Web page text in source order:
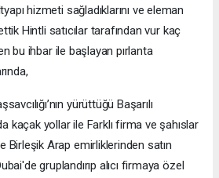
hizmeti sağladıklarını ve eleman
Hintli satıcılar tarafından vur kaç
bu ihbar ile başlayan pırlanta
yürüttüğü Başarılı
kaçak yollar ile Farklı firma ve şahıslar
Birleşik Arap emirliklerinden satın
gruplandırıp alıcı firmaya özel